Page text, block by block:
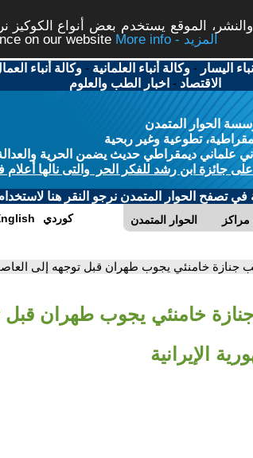
الموقع يستخدم بعض أنواع الكوكيز
on our website
More info - المزيد
اليسار -وكالة أنباء العلمانية -وكالة أنباء
الاقتصاد - اخبار الطب والعلوم
الحوار المتمدن
تطوعية وغير ربحية
ديمقراطي حديث يضمن الحرية والعدالة
جائزة ابن رشد للفكر الحر والتى نالها أعلام
في تصفح الحوار المتمدن نرجو النقر هنا
الحوار المتمدن مراكز كوردي
جنازة خامنئي يجوب طهران قبل توجهه إلى العاصمة
خامنئي يجوب طهران قبل
الإيرانية